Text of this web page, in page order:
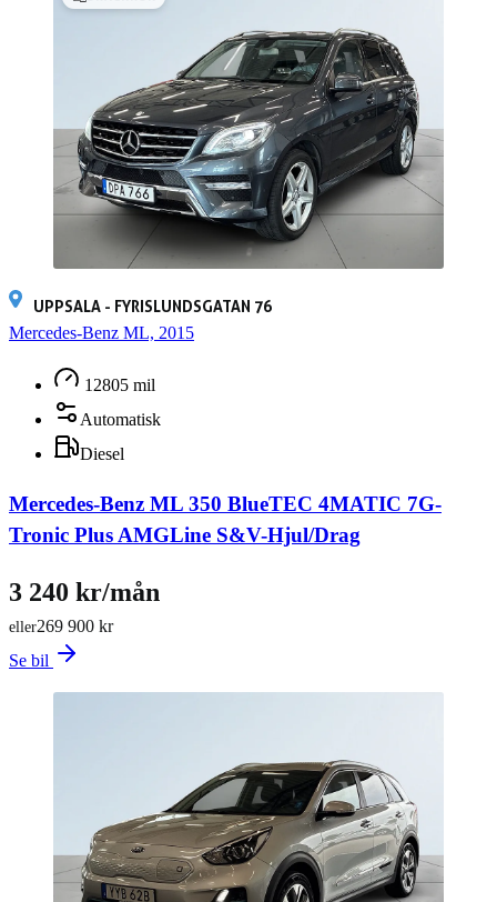
UPPSALA - FYRISLUNDSGATAN 76
Mercedes-Benz ML, 2015
12805 mil
Automatisk
Diesel
Mercedes-Benz ML 350 BlueTEC 4MATIC 7G-
Tronic Plus AMGLine S&V-Hjul/Drag
269 900 kr
eller
3 240 kr/mån
Se bil